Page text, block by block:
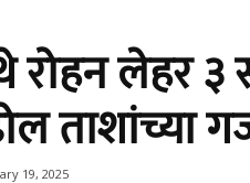
रोहन लेहर ३
ताशांच्या
19, 2025